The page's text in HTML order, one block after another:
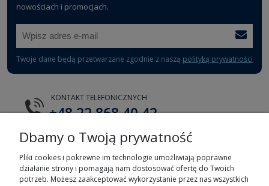
nowościach i promocjach.
Twoje dane będą przetwarzane zgodnie z naszą polityką prywatności
KONTAKT TELEFONICZNYCH
+48 22 868 40 42
E-MAIL
tts@tts.com.pl
Dbamy o Twoją prywatność
Pliki cookies i pokrewne im technologie umożliwiają poprawne
działanie strony i pomagają nam dostosować ofertę do Twoich
potrzeb. Możesz zaakceptować wykorzystanie przez nas wszystkich